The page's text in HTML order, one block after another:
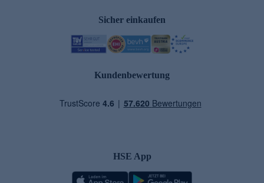
Sicher einkaufen
Kundenbewertung
HSE App